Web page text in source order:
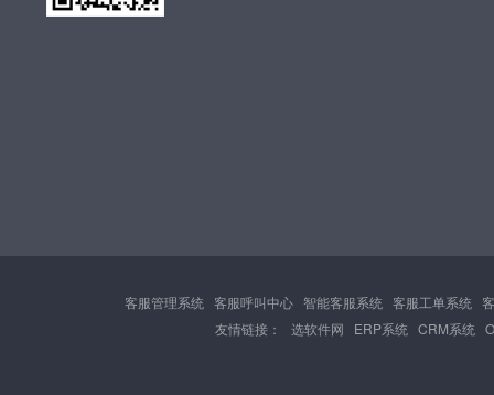
客服管理系统 客服呼叫中心 智能客服系统 客服工单系统
友情链接：
选软件网 ERP系统 CRM系统